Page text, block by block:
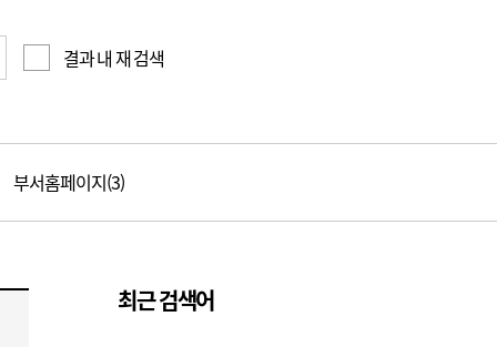
결과 내 재 검색
부서홈페이지(3)
최근 검색어